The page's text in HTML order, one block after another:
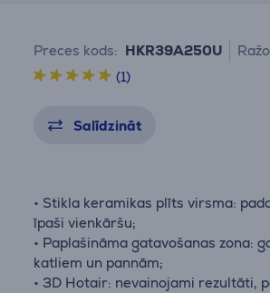
Preces kods: HKR39A250U
(1)
Salīdzināt
• Stikla keramikas plīts virsma:
īpaši vienkāršu;
• Paplašināma gatavošanas zona:
katliem un pannām;
• 3D Hotair: nevainojami rezultāti,